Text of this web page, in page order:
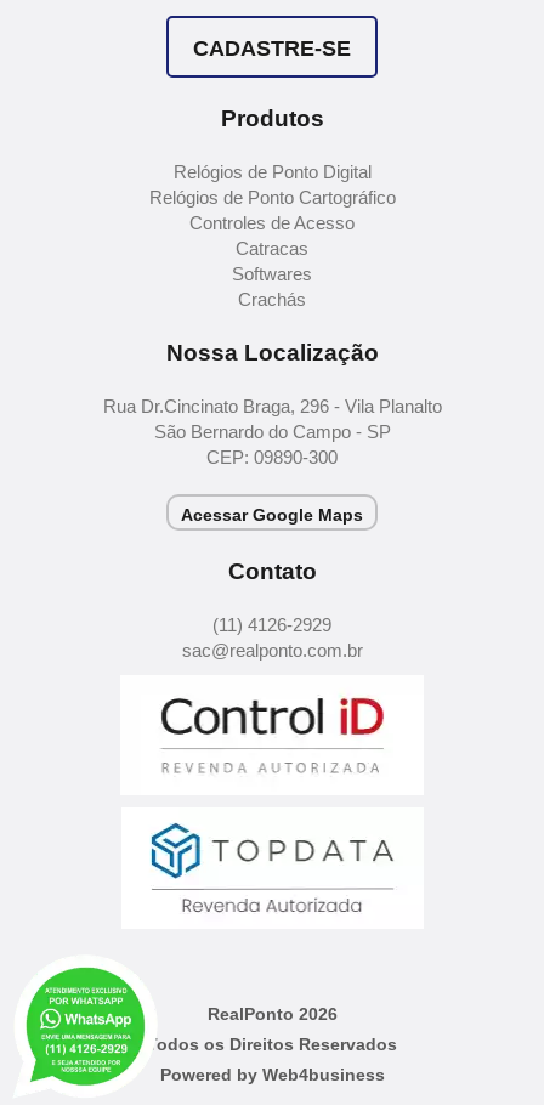
CADASTRE-SE
Produtos
Relógios de Ponto Digital
Relógios de Ponto Cartográfico
Controles de Acesso
Catracas
Softwares
Crachás
Nossa Localização
Rua Dr.Cincinato Braga, 296 - Vila Planalto
São Bernardo do Campo - SP
CEP: 09890-300
Acessar Google Maps
Contato
(11) 4126-2929
sac@realponto.com.br
RealPonto 2026
Todos os Direitos Reservados
Powered by Web4business